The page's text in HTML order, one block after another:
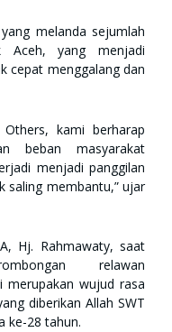
melanda sejumlah
Aceh, yang menjadi
cepat menggalang dan
kami berharap
beban masyarakat
menjadi panggilan
saling membantu,” ujar
Hj. Rahmawaty, saat
relawan
merupakan wujud rasa
diberikan Allah SWT
ke-28 tahun.